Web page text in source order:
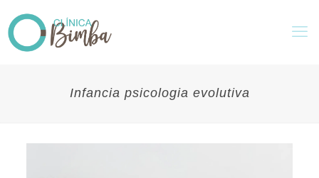
Infancia psicologia evolutiva